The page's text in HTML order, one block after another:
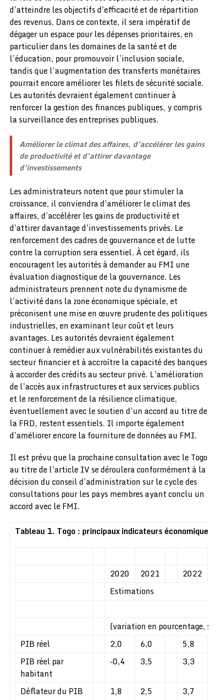
d’atteindre les objectifs d’efficacité et de répartition
des revenus. Dans ce contexte, il sera impératif de
dégager un espace pour les dépenses prioritaires, en
particulier dans les domaines de la santé et de
l’éducation, pour promouvoir l’inclusion sociale,
tandis que l’augmentation des transferts monétaires
pourrait encore améliorer les filets de sécurité sociale.
Les autorités devraient également continuer à
renforcer la gestion des finances publiques, y compris
la surveillance des entreprises publiques.
Améliorer le climat des affaires, d’accélérer les gains
de productivité et d’attirer davantage
d’investissements
Les administrateurs notent que pour stimuler la
croissance, il conviendra d’améliorer le climat des
affaires, d’accélérer les gains de productivité et
d’attirer davantage d’investissements privés. Le
renforcement des cadres de gouvernance et de lutte
contre la corruption sera essentiel. À cet égard, ils
encouragent les autorités à demander au FMI une
évaluation diagnostique de la gouvernance. Les
administrateurs prennent note du dynamisme de
l’activité dans la zone économique spéciale, et
préconisent une mise en œuvre prudente des politiques
industrielles, en examinant leur coût et leurs
avantages. Les autorités devraient également
continuer à remédier aux vulnérabilités existantes du
secteur financier et à accroître la capacité des banques
à accorder des crédits au secteur privé. L’amélioration
de l’accès aux infrastructures et aux services publics
et le renforcement de la résilience climatique,
éventuellement avec le soutien d’un accord au titre de
la FRD, restent essentiels. Il importe également
d’améliorer encore la fourniture de données au FMI.
Il est prévu que la prochaine consultation avec le Togo
au titre de l’article IV se déroulera conformément à la
décision du conseil d’administration sur le cycle des
consultations pour les pays membres ayant conclu un
accord avec le FMI.
Tableau 1. Togo : principaux indicateurs
2020 2021 2022
Estimations
(variation en pourcentage,
PIB réel
2,0 6,0 5,8
PIB réel par
habitant
-0,4 3,5 3,3
Déflateur du PIB 1,8 2,5 3,7